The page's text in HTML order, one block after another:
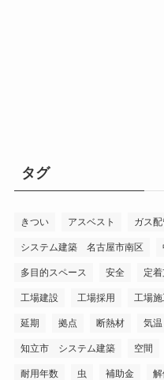
タグ
きつい アスベスト ガス
システム建築 名古屋市南区
多目的スペース 安全 定
工場建設 工場採用 工場
延期 拠点 断熱材 気温
知立市 システム建築 空間
耐用年数 虫 補助金